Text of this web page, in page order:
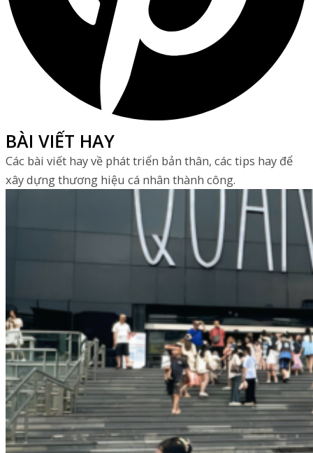
BÀI VIẾT HAY
Các bài viết hay về phát triển bản thân, các tips hay để
xây dựng thương hiệu cá nhân thành công.